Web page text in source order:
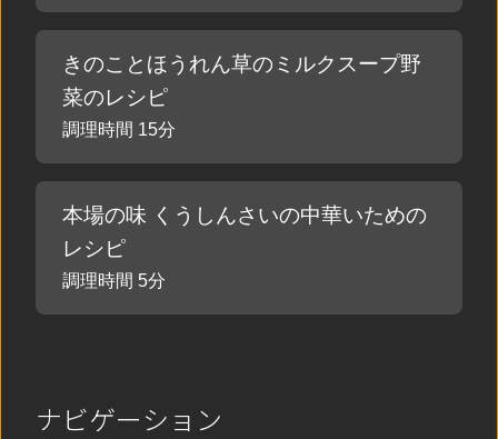
きのことほうれん草のミルクスープ野
菜のレシピ
調理時間 15分
本場の味 くうしんさいの中華いための
レシピ
調理時間 5分
ナビゲーション